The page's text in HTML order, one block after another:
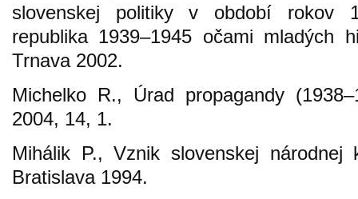
slovenskej politiky v období rokov
republika 1939–1945 očami mladých
Trnava 2002.
Michelko R., Úrad propagandy
2004, 14, 1.
Mihálik P., Vznik slovenskej národnej
Bratislava 1994.